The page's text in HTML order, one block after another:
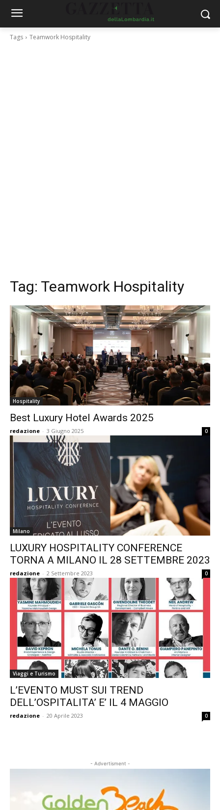
Tags Teamwork Hospitality
Tag: Teamwork Hospitality
Hospitality
Best Luxury Hotel Awards 2025
redazione - 3 Giugno 2025 0
Milano
LUXURY HOSPITALITY CONFERENCE
TORNA A MILANO IL 28 SETTEMBRE 2023
redazione - 2 Settembre 2023 0
Viaggi e Turismo
L’EVENTO MUST SUI TREND
DELL’OSPITALITA’ E’ IL 4 MAGGIO
redazione - 20 Aprile 2023 0
- Advertisment -